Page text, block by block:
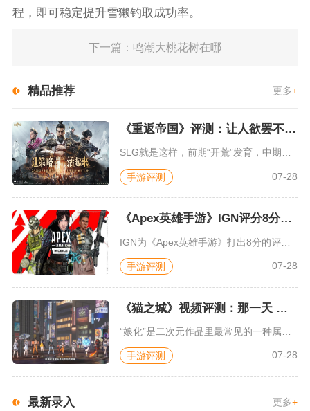
程，即可稳定提升雪獭钓取成功率。
下一篇：鸣潮大桃花树在哪
精品推荐 更多+
《重返帝国》评测：让人欲罢不能的新一代策略游戏
SLG就是这样，前期“开荒”发育，中期同盟混战抢地盘，后期争...
手游评测 07-28
《Apex英雄手游》IGN评分8分：对游戏未来抱有期待
IGN为《Apex英雄手游》打出8分的评价，测评者认为，《A...
手游评测 07-28
《猫之城》视频评测：那一天 我家的猫变成了猫娘
手游评测 07-28
最新录入 更多+